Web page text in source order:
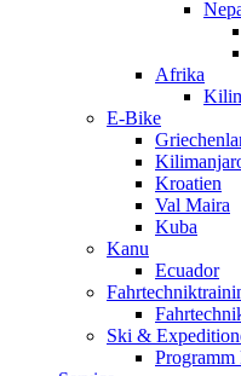
Afrika
E-Bike
Kroatien
Val Maira
Kuba
Kanu
Ecuador
Ski &
Programm